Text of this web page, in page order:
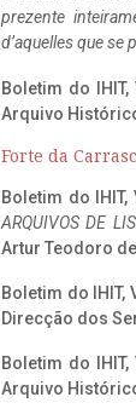
prezente
d’aquelles que se
Boletim do
Arquivo
Forte da
Boletim do IHIT,
ARQUIVOS DE
Artur Teodoro
Boletim do IHIT,
Direcção dos
Boletim do
Arquivo